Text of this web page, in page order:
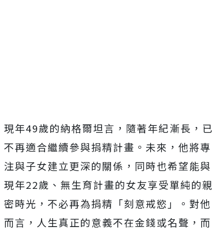
現年49歲的納格爾坦言，隨著年紀漸長，已
不再適合繼續參與捐精計畫。未來，他將專
注與子女建立更深的關係，同時也希望能與
現年22歲、無生育計畫的女友享受單純的親
密時光，不必再為捐精「刻意戒慾」。對他
而言，人生真正的意義不在金錢或名聲，而